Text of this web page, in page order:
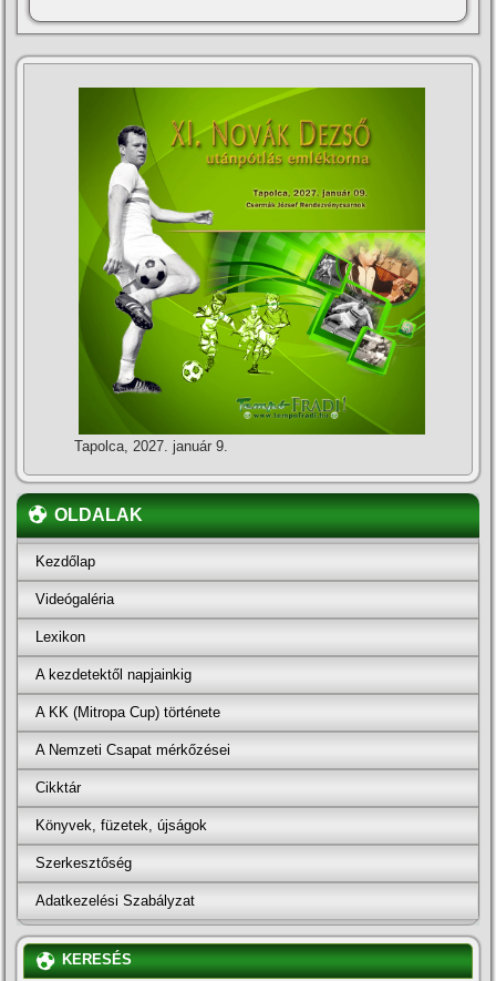
Tapolca, 2027. január 9.
OLDALAK
Kezdőlap
Videógaléria
Lexikon
A kezdetektől napjainkig
A KK (Mitropa Cup) története
A Nemzeti Csapat mérkőzései
Cikktár
Könyvek, füzetek, újságok
Szerkesztőség
Adatkezelési Szabályzat
KERESÉS